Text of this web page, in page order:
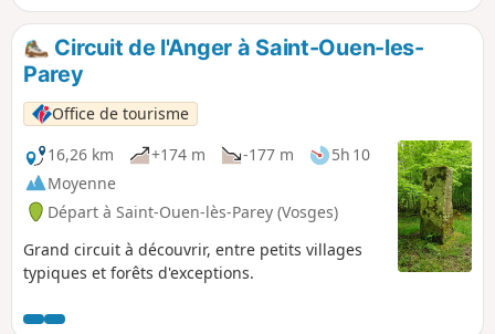
Circuit de l'Anger à Saint-Ouen-les-
Parey
Office de tourisme
16,26 km
+174 m -177 m
5h 10
Moyenne
Départ à Saint-Ouen-lès-Parey (Vosges)
Grand circuit à découvrir, entre petits villages
typiques et forêts d'exceptions.